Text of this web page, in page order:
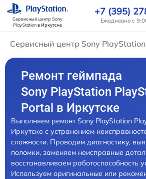
Сервисный центр Sony
PlayStationв Иркутске
+7 (395)
Ежедневно с
Сервисный центр Sony PlayStation
Ремонт геймпада
Sony PlayStation
Portal в Иркутске
Выполняем ремонт Sony PlayStation
Иркутске с устранением
сложности. Проводим диагностику,
поломки, заменяем неисправные
восстанавливаем работоспособность
Используем оригинальные или